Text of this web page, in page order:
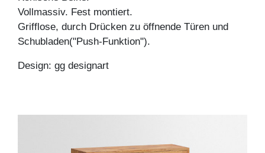
Vollmassiv. Fest montiert.
Grifflose, durch Drücken zu öffnende Türen und
Schubladen("Push-Funktion").
Design: gg designart